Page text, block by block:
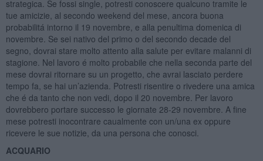
strategica. Se fossi single, potresti conoscere qualcuno tramite le
tue amicizie, al secondo weekend del mese, ancora buona
probabilitá intorno il 19 novembre, e alla penultima domenica di
novembre. Se sei nativo del primo o del secondo decade del
segno, dovrai stare molto attento alla salute per evitare malanni di
stagione. Nel lavoro é molto probabile che nella seconda parte del
mese dovrai ritornare su un progetto, che avrai lasciato perdere
tempo fa, se hai un’azienda. Potresti risentire o rivedere una amica
che é da tanto che non vedi, dopo il 20 novembre. Per lavoro
dovrebbero portare successo le giornate 28-29 novembre. A fine
mese potresti inocontrare caualmente con un/una ex oppure
ricevere le sue notizie, da una persona che conosci.
ACQUARIO